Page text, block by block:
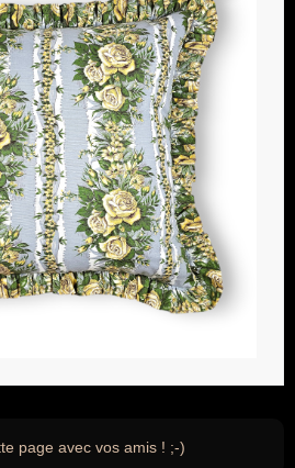
page avec vos amis ! ;-)